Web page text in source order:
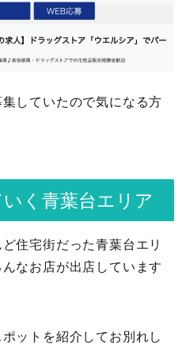
していたので気になる方
く青葉台エリア
住宅街だった青葉台エリ
なお店が出店しています
ットを紹介してお別れし